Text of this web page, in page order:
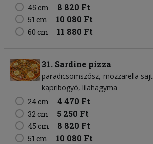
45 cm 8 820 Ft
51 cm 10 080 Ft
60 cm 11 880 Ft
31. Sardine pizza
paradicsomszósz mozzarella sajt
kapribogyó lilahagyma
24 cm
4 470 Ft
32 cm 5 250 Ft
45 cm 8 820 Ft
51 cm 10 080 Ft